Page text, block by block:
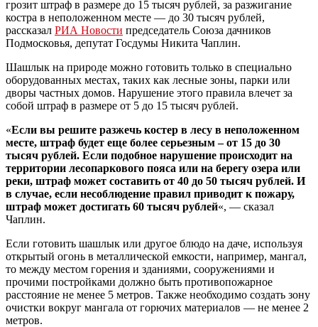
грозит штраф в размере до 15 тысяч рублей, за разжигание
костра в неположенном месте — до 30 тысяч рублей,
рассказал РИА Новости председатель Союза дачников
Подмосковья, депутат Госдумы Никита Чаплин.
Шашлык на природе можно готовить только в специально
оборудованных местах, таких как лесные зоны, парки или
дворы частных домов. Нарушение этого правила влечет за
собой штраф в размере от 5 до 15 тысяч рублей.
«Если вы решите разжечь костер в лесу в неположенном
месте, штраф будет еще более серьезным – от 15 до 30
тысяч рублей. Если подобное нарушение происходит на
территории лесопаркового пояса или на берегу озера или
реки, штраф может составить от 40 до 50 тысяч рублей. И
в случае, если несоблюдение правил приводит к пожару,
штраф может достигать 60 тысяч рублей«, — сказал
Чаплин.
Если готовить шашлык или другое блюдо на даче, используя
открытый огонь в металлической емкости, например, мангал,
то между местом горения и зданиями, сооружениями и
прочими постройками должно быть противопожарное
расстояние не менее 5 метров. Также необходимо создать зону
очистки вокруг мангала от горючих материалов — не менее 2
метров.